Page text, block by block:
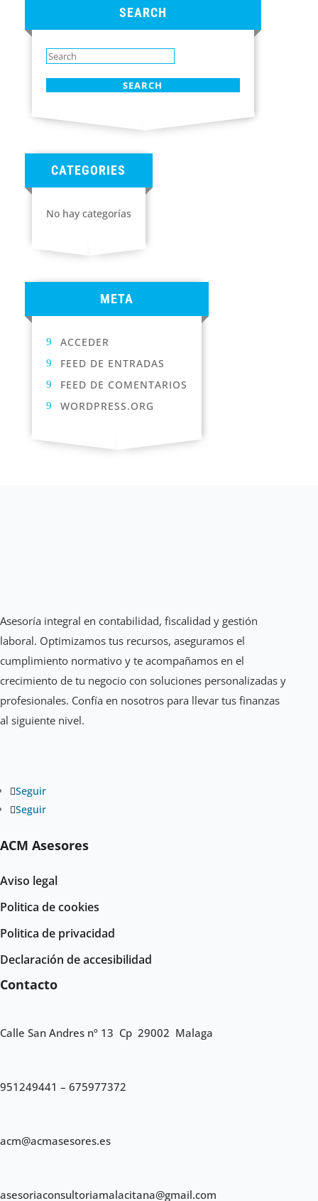
SEARCH
CATEGORIES
No hay categorías
META
ACCEDER
FEED DE ENTRADAS
FEED DE COMENTARIOS
WORDPRESS.ORG
Asesoría integral en contabilidad, fiscalidad y gestión
laboral. Optimizamos tus recursos, aseguramos el
cumplimiento normativo y te acompañamos en el
crecimiento de tu negocio con soluciones personalizadas y
profesionales. Confía en nosotros para llevar tus finanzas
al siguiente nivel.
Seguir
Seguir
ACM Asesores
Aviso legal
Politica de cookies
Politica de privacidad
Declaración de accesibilidad
Contacto
Calle San Andres nº 13 Cp 29002 Malaga
951249441 – 675977372
acm@acmasesores.es
asesoriaconsultoriamalacitana@gmail.com